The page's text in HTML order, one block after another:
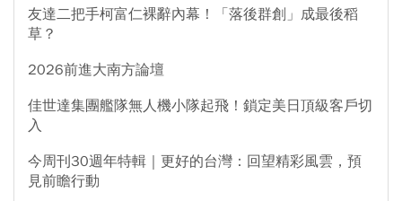
友達二把手柯富仁裸辭內幕！「落後群創」成最後稻
草？
2026前進大南方論壇
佳世達集團艦隊無人機小隊起飛！鎖定美日頂級客戶切
入
今周刊30週年特輯｜更好的台灣：回望精彩風雲，預
見前瞻行動